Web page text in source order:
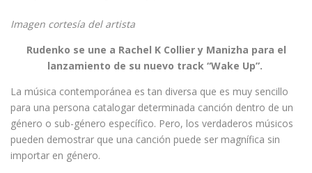
Imagen cortesía del artista
Rudenko se une a Rachel K Collier y Manizha para el
lanzamiento de su nuevo track “Wake Up”.
La música contemporánea es tan diversa que es muy sencillo
para una persona catalogar determinada canción dentro de un
género o sub-género específico. Pero, los verdaderos músicos
pueden demostrar que una canción puede ser magnífica sin
importar en género.